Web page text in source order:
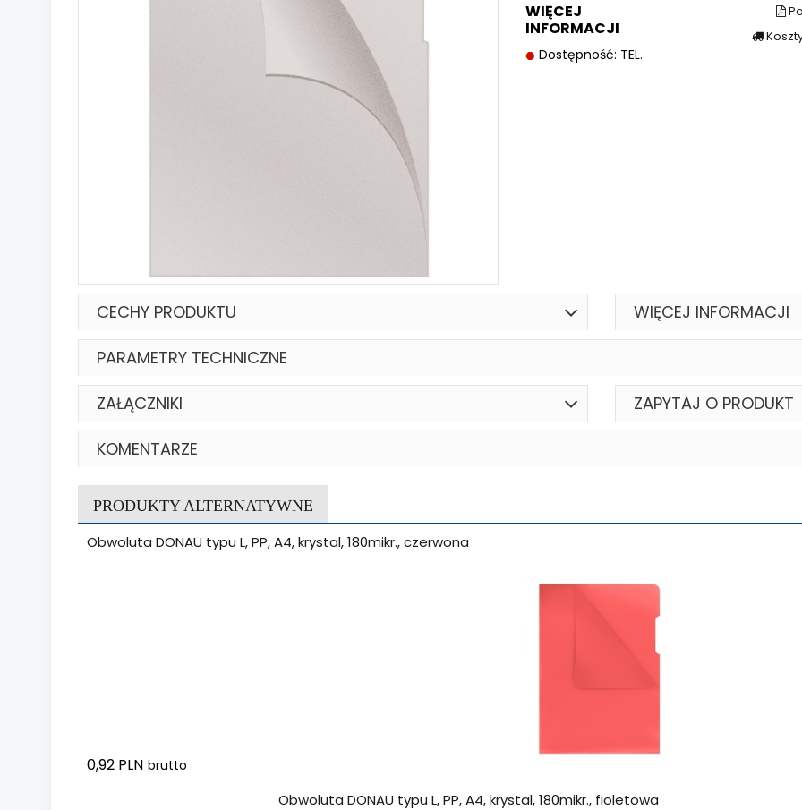
WIĘCEJ
INFORMACJI
Dostępność: TEL.
CECHY PRODUKTU WIĘCEJ INFORMACJI
PARAMETRY TECHNICZNE
ZAŁĄCZNIKI ZAPYTAJ O PRODUKT
KOMENTARZE
PRODUKTY ALTERNATYWNE
Obwoluta DONAU typu L, PP, A4, krystal, 180mikr., czerwona
0,92 PLN brutto
Obwoluta DONAU typu L, PP, A4, krystal, 180mikr., fioletowa